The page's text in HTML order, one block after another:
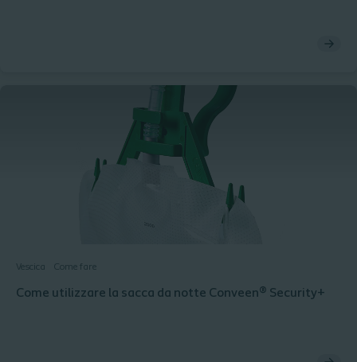
Vescica Come fare
Come utilizzare la sacca da notte Conveen® Security+